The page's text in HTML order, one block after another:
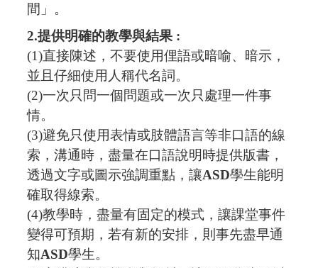
間」。
2.提供明確的教學與結果 :
(1)直接陳述，不要使用俚語或暗喻、暗示，
並且仔細使用人稱代名詞。
(2)一次只問一個問題或一次只處理一件事
情。
(3)避免只使用表情或肢體語言等非口語的線
索，溝通時，盡量在口語說明時提供版書，
透過文字或圖示強調重點，讓ASD學生能明
確取得線索。
(4)教學時，盡量有固定的模式，讓課堂事件
變得可預期，若有新的安排，則事先盡早通
知ASD學生。